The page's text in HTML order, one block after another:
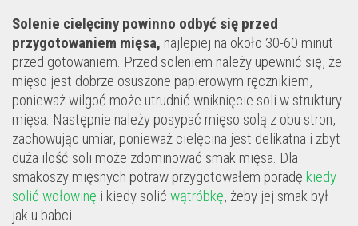
Solenie cielęciny powinno odbyć się przed
przygotowaniem mięsa, najlepiej na około 30-60 minut
przed gotowaniem. Przed soleniem należy upewnić się, że
mięso jest dobrze osuszone papierowym ręcznikiem,
ponieważ wilgoć może utrudnić wniknięcie soli w struktury
mięsa. Następnie należy posypać mięso solą z obu stron,
zachowując umiar, ponieważ cielęcina jest delikatna i zbyt
duża ilość soli może zdominować smak mięsa. Dla
smakoszy mięsnych potraw przygotowałem poradę kiedy
solić wołowinę i kiedy solić wątróbkę, żeby jej smak był
jak u babci.